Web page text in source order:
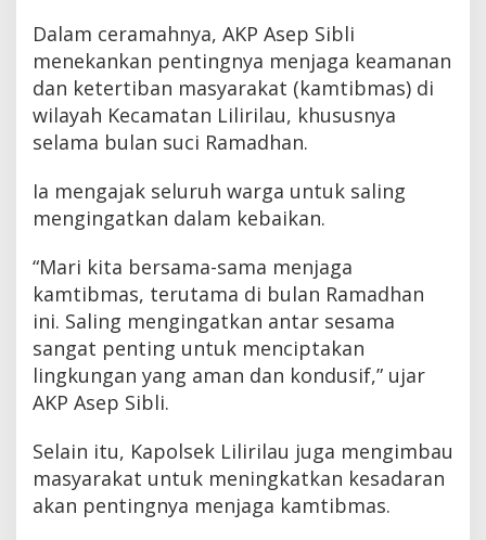
Dalam ceramahnya, AKP Asep Sibli
menekankan pentingnya menjaga keamanan
dan ketertiban masyarakat (kamtibmas) di
wilayah Kecamatan Lilirilau, khususnya
selama bulan suci Ramadhan.
Ia mengajak seluruh warga untuk saling
mengingatkan dalam kebaikan.
“Mari kita bersama-sama menjaga
kamtibmas, terutama di bulan Ramadhan
ini. Saling mengingatkan antar sesama
sangat penting untuk menciptakan
lingkungan yang aman dan kondusif,” ujar
AKP Asep Sibli.
Selain itu, Kapolsek Lilirilau juga mengimbau
masyarakat untuk meningkatkan kesadaran
akan pentingnya menjaga kamtibmas.